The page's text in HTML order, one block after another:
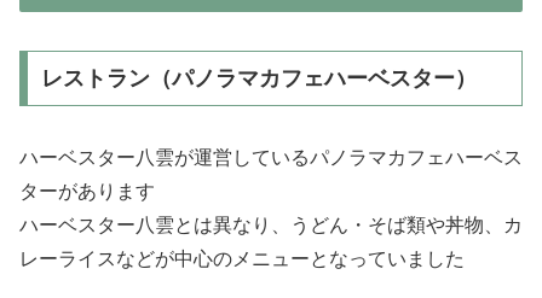
レストラン（パノラマカフェハーベスター）
ハーベスター八雲が運営しているパノラマカフェハーベス
ターがあります
ハーベスター八雲とは異なり、うどん・そば類や丼物、カ
レーライスなどが中心のメニューとなっていました